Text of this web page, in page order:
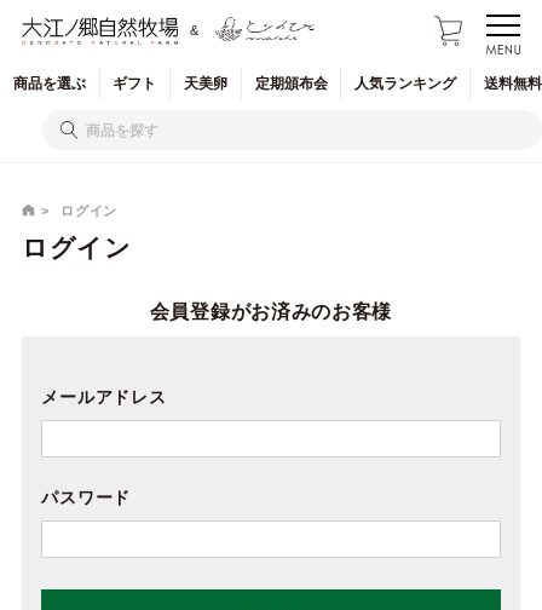
&
商品を選ぶ ギフト 天美卵 定期頒布会 人気ランキング 送料無
ログイン
ログイン
会員登録がお済みのお客様
メールアドレス
パスワード